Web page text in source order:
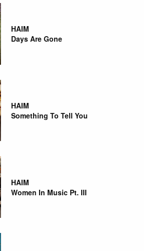
HAIM
Days Are Gone
HAIM
Something To Tell You
HAIM
Women In Music Pt. III